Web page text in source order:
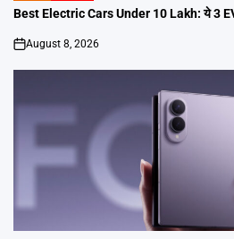
IN
Best Electric Cars Under 10 Lakh: ये 3
on
August 8, 2026